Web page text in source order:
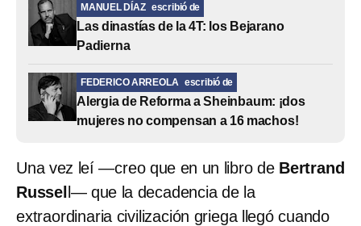
MANUEL DÍAZ escribió de
Las dinastías de la 4T: los Bejarano
Padierna
FEDERICO ARREOLA escribió de
Alergia de Reforma a Sheinbaum: ¡dos
mujeres no compensan a 16 machos!
Una vez leí —creo que en un libro de Bertrand
Russel l— que la decadencia de la
extraordinaria civilización griega llegó cuando